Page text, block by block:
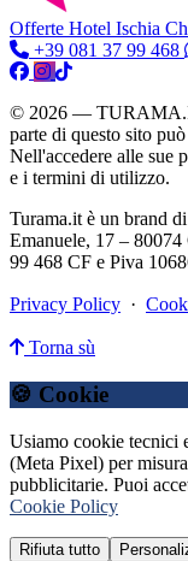
Offerte Hotel Ischia
+39 081 37 99 468
© 2026 —
parte di questo sito
Nell'accedere alle sue
e i termini di utilizzo.
Turama.it è un brand
Emanuele, 17 –
99 468 CF e Piva
Privacy Policy ·
Torna sù
🍪 Cookie
Usiamo cookie tecnici
(Meta Pixel) per
pubblicitarie. Puoi
Cookie Policy
Rifiuta tutto